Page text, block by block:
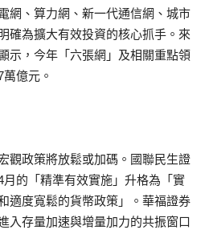
、算力網、新一代通信網、城市
為擴大有效投資的核心抓手。來
示，今年「六張網」及相關重點領
億元。
觀政策將放鬆或加碼。國聯民生證
的「精準有效實施」升格為「實
適度寬鬆的貨幣政策」。華福證券
入存量加速與增量加力的共振窗口